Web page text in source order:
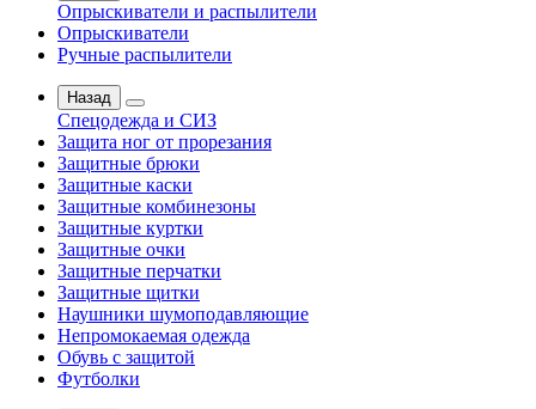
Опрыскиватели и распылители
Опрыскиватели
Ручные распылители
Назад
Спецодежда и СИЗ
Защита ног от прорезания
Защитные брюки
Защитные каски
Защитные комбинезоны
Защитные куртки
Защитные очки
Защитные перчатки
Защитные щитки
Наушники шумоподавляющие
Непромокаемая одежда
Обувь с защитой
Футболки